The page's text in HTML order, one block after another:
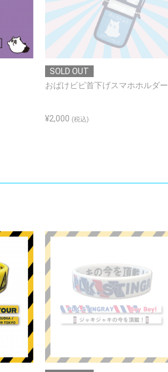
SOLD OUT
おばけビビ首下げスマホホルダー
¥2,000 (税込)